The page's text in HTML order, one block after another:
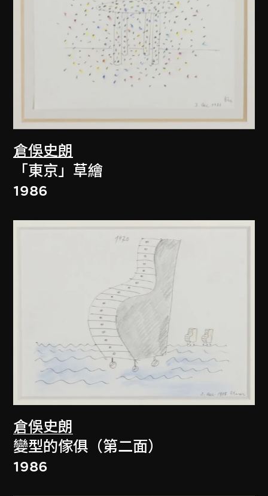
倉俁史朗
「東京」草繪
1986
倉俁史朗
變型的傢俱（第二面）
1986